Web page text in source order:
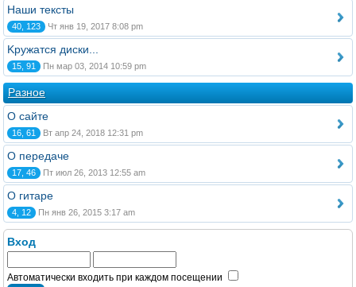
Наши тексты
40, 123 Чт янв 19, 2017 8:08 pm
Kружатся диски...
15, 91 Пн мар 03, 2014 10:59 pm
Разное
О сайте
16, 61 Вт апр 24, 2018 12:31 pm
О передаче
17, 46 Пт июл 26, 2013 12:55 am
О гитаре
4, 12 Пн янв 26, 2015 3:17 am
Вход
Автоматически входить при каждом посещении